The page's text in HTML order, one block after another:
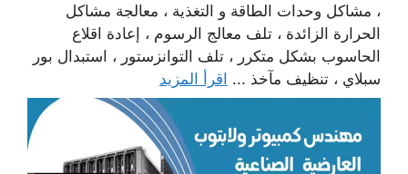
، مشاكل وحدات الطاقة و التغذية ، معالجة مشاكل
الحرارة الزائدة ، تلف معالج الرسوم ، إعادة اقلاع
الحاسوب بشكل متكرر ، تلف التوانزستور ، استبدال بور
سبلاي ، تنظيف مآخذ ... اقرأ المزيد